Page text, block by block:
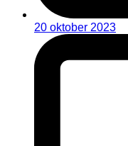
20 oktober 2023